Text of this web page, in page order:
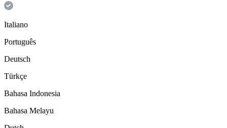
Italiano
Português
Deutsch
Türkçe
Bahasa Indonesia
Bahasa Melayu